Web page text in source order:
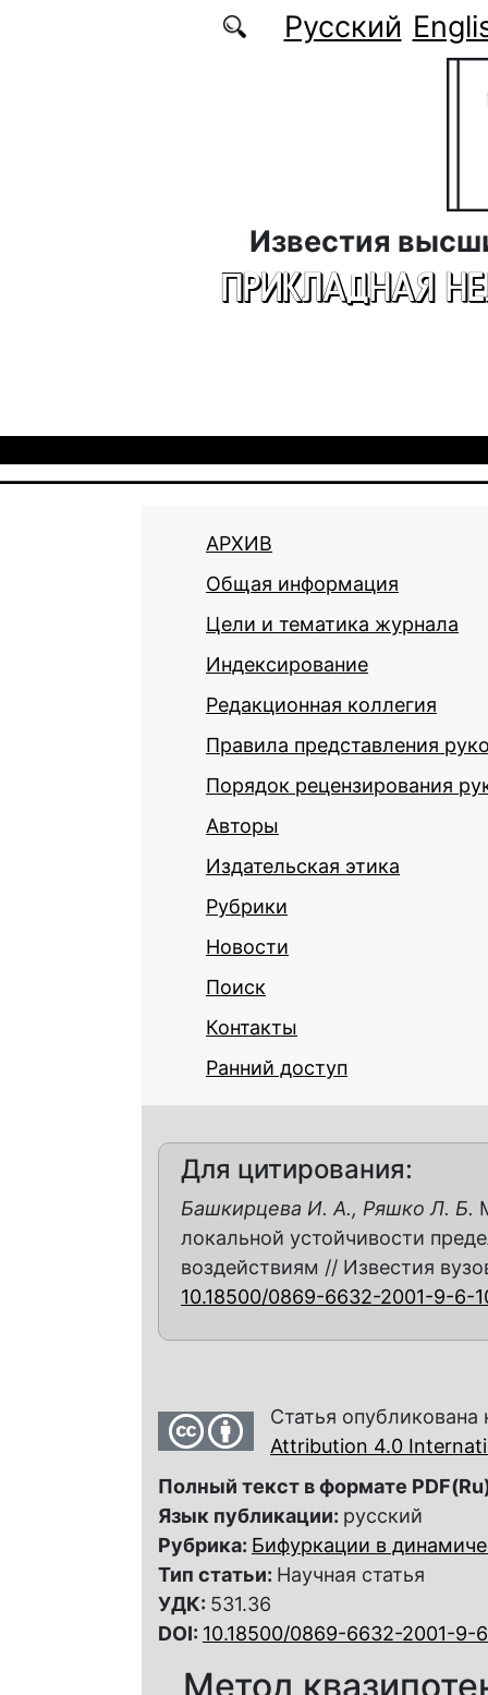
Перейти к основному содержаниюРусский
Известия
ПРИКЛАДНАЯ
АРХИВ
Общая информация
Цели и тематика журнала
Индексирование
Редакционная коллегия
Правила представления
Порядок рецензирования
Авторы
Издательская этика
Рубрики
Новости
Поиск
Контакты
Ранний доступ
Для цитирования:
Башкирцева И. А., Ряшко Л. Б.
локальной устойчивости
воздействиям // Известия
10.18500/0869-6632-2001-9-6-
Статья
Attribution 4.0
Полный текст в формате
Язык публикации: русский
Рубрика: Бифуркации в
Тип статьи: Научная статья
УДК: 531.36
DOI: 10.18500/0869-6632-2001-9-
Метод